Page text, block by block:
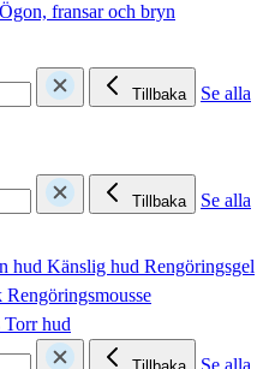
Ögon, fransar och bryn
Tillbaka
Se alla
Tillbaka
Se alla
hud Känslig hud Rengöringsgel
Rengöringsmousse
Torr hud